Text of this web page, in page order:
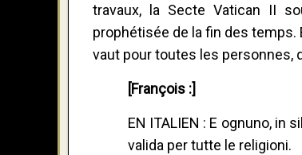
travaux, la Secte Vatican II
prophétisée de la fin des
vaut pour toutes les personnes,
[François :]
EN ITALIEN : E ognuno, in
valida per tutte le religioni.